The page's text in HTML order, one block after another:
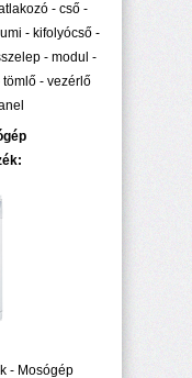
- cső -
- kifolyócső -
- modul -
- vezérlő
- Mosógép